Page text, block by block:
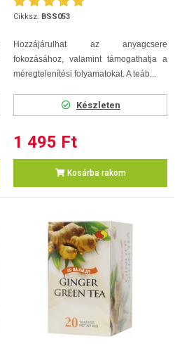
Cikksz. BSS053
Hozzájárulhat az anyagcsere
fokozásához, valamint támogathatja a
méregtelenítési folyamatokat. A teáb...
Készleten
1 495 Ft
Kosárba rakom